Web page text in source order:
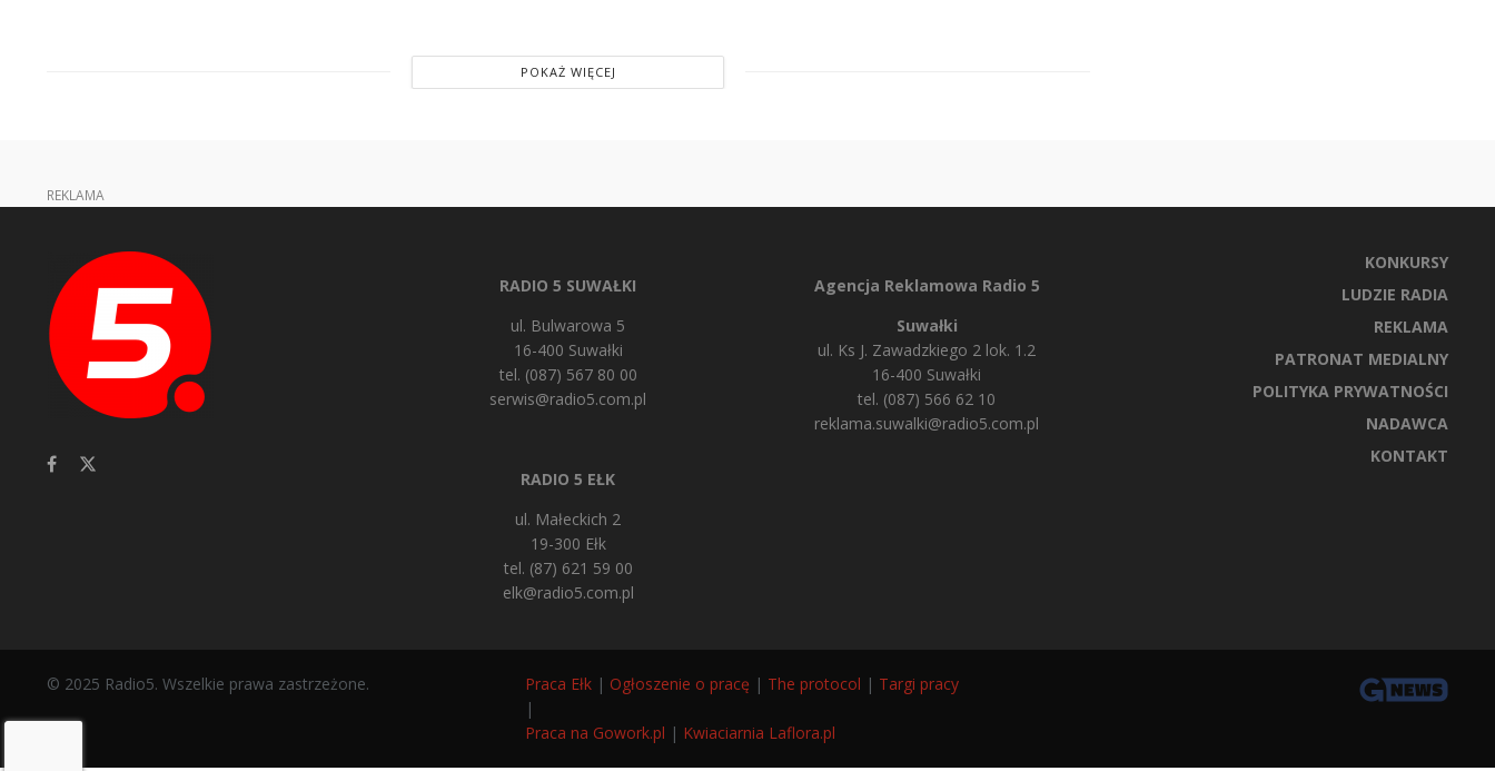
POKAŻ WIĘCEJ
REKLAMA
RADIO 5 SUWAŁKI
ul. Bulwarowa 5
16-400 Suwałki
tel. (087) 567 80 00
serwis@radio5.com.pl
RADIO 5 EŁK
ul. Małeckich 2
19-300 Ełk
tel. (87) 621 59 00
elk@radio5.com.pl
Agencja Reklamowa Radio 5
Suwałki
ul. Ks J. Zawadzkiego 2 lok. 1.2
16-400 Suwałki
tel. (087) 566 62 10
reklama.suwalki@radio5.com.pl
KONKURSY
LUDZIE RADIA
REKLAMA
PATRONAT MEDIALNY
POLITYKA PRYWATNOŚCI
NADAWCA
KONTAKT
© 2025 Radio5. Wszelkie prawa zastrzeżone. Praca Ełk | Ogłoszenie o pracę | The protocol | Targi pracy
|
Praca na Gowork.pl | Kwiaciarnia Laflora.pl